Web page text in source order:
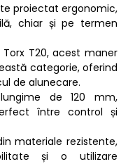
proiectat ergonomic,
chiar și pe termen
T20, acest maner
categorie, oferind
de alunecare.
de 120 mm,
între control și
materiale rezistente,
și o utilizare